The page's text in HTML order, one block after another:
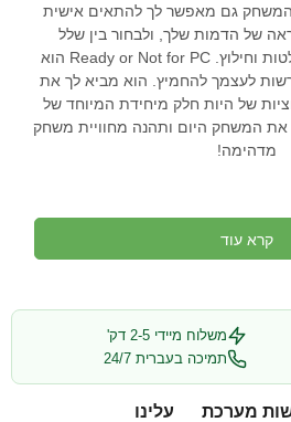
המשחק גם מאפשר לך להתאים אישית
של הדמות שלך, ולבחור בין שלל
אופציות של כניסה, השתלטות וחילוץ. Ready or Not for PC הוא
לעצמך להחמיץ. הוא מביא לך את
של היות חלק מיחידת המיוחד של
המשחק היום ותהנה מחוויית משחק
מדהימה!
קרא עוד
משלוח מיידי 2-5 דק'
תמיכה בעברית 24/7
מערכת עלינו